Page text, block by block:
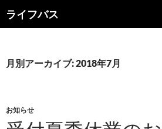
ライフバス
索
ン
キ
ッ
月別アーカイブ: 2018年7月
お知らせ